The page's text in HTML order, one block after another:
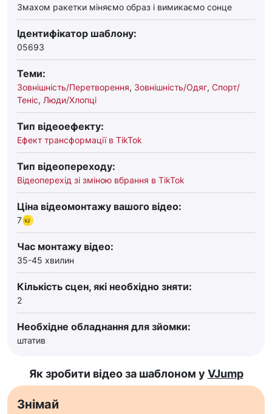
Змахом ракетки міняємо образ і вимикаємо сонце
Ідентифікатор шаблону:
05693
Теми:
Зовнішність/Перетворення, Зовнішність/Одяг, Спорт/
Теніс, Люди/Хлопці
Тип відеоефекту:
Ефект трансформації в TikTok
Тип відеопереходу:
Відеоперехід зі зміною вбрання в TikTok
Ціна відеомонтажу вашого відео:
7
Час монтажу відео:
35-45 хвилин
Кількість сцен, які необхідно зняти:
2
Необхідне обладнання для зйомки:
штатив
Як зробити відео за шаблоном у VJump
Знімай